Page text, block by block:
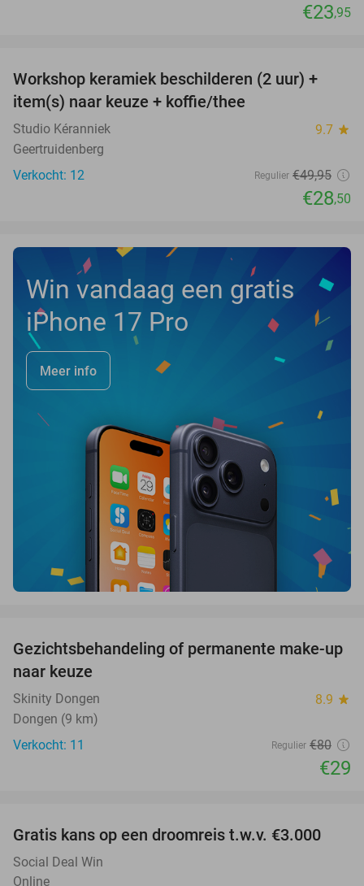
€23,95
43%
TODAY
Workshop keramiek beschilderen (2 uur) +
item(s) naar keuze + koffie/thee
Studio Kéranniek 9.7 star
Geertruidenberg
Verkocht: 12
Regulier €49,95
€28,50
Win vandaag een gratis
iPhone 17 Pro
Meer info
64%
Gezichtsbehandeling of permanente make-up
naar keuze
Skinity Dongen 8.9 star
Dongen (9 km)
Verkocht: 11
Regulier €80
€29
Gratis kans op een droomreis t.w.v. €3.000
Social Deal Win
Online